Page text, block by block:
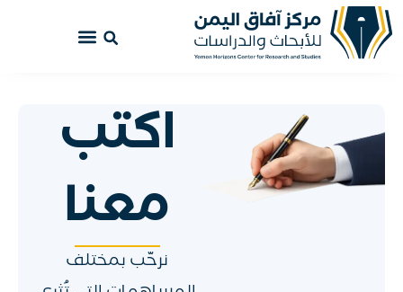
اكتب
معنا
نرحّب بمختلف